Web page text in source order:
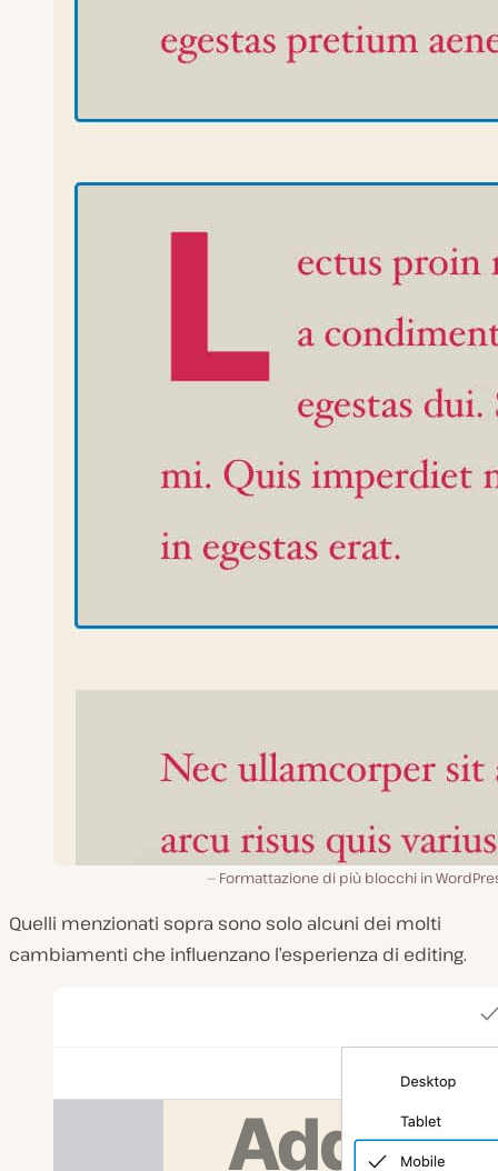
Formattazione di più blocchi in
Quelli menzionati sopra sono solo alcuni dei molti
cambiamenti che influenzano l’esperienza di editing.